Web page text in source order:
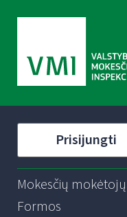
Prisijungti
Mokesčių
Formos